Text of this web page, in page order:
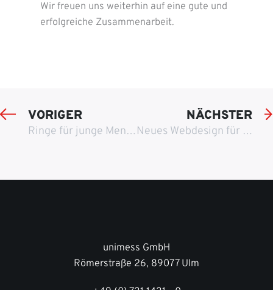
Wir freuen uns weiterhin auf eine gute und
erfolgreiche Zusammenarbeit.
VORIGER
Ringe für junge Menschen
NÄCHSTER
Neues Webdesign für Gebäudereiniger aus Karlsruhe
unimess GmbH
Römerstraße 26, 89077 Ulm